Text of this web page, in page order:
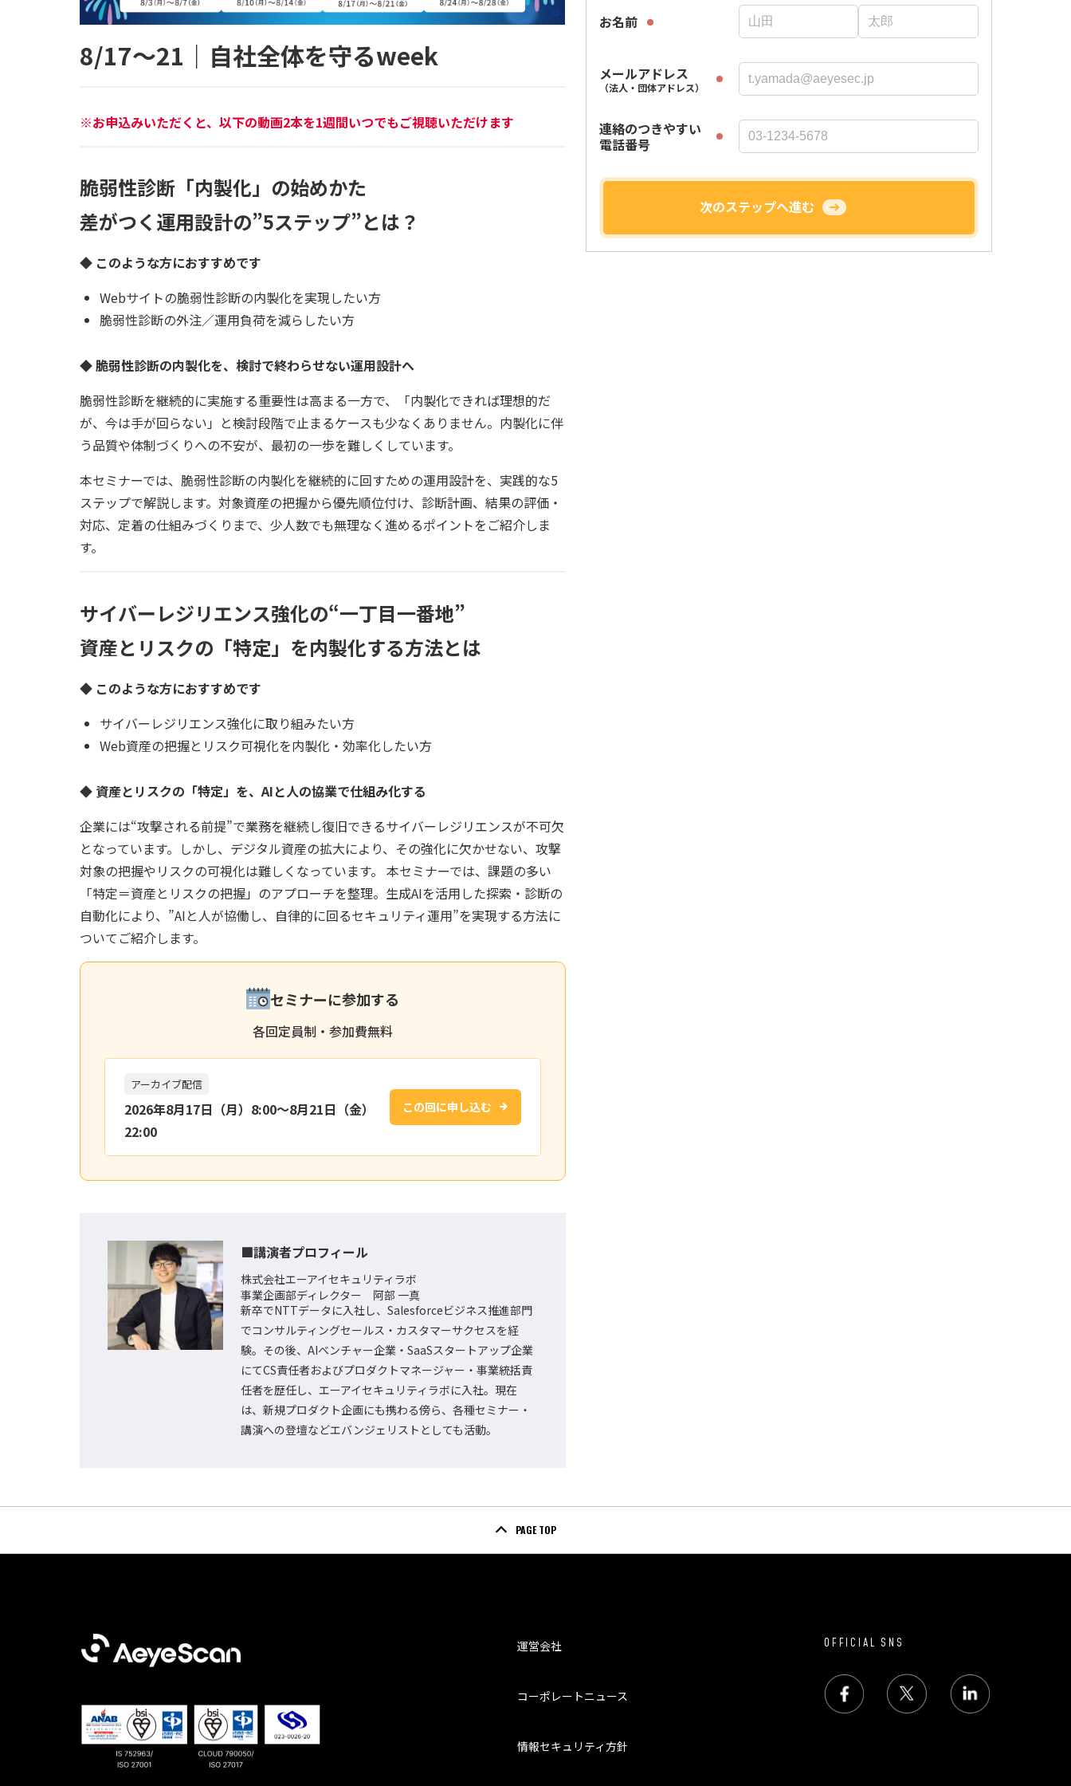
8/17～21｜自社全体を守るweek
※お申込みいただくと、以下の動画2本を1週間いつでもご視聴いただけます
脆弱性診断「内製化」の始めかた
差がつく運用設計の”5ステップ”とは？
◆ このような方におすすめです
Webサイトの脆弱性診断の内製化を実現したい方
脆弱性診断の外注／運用負荷を減らしたい方
◆脆弱性診断の内製化を、検討で終わらせない運用設計へ
脆弱性診断を継続的に実施する重要性は高まる一方で、「内製化できれば理想的だ
が、今は手が回らない」と検討段階で止まるケースも少なくありません。内製化に伴
う品質や体制づくりへの不安が、最初の一歩を難しくしています。
本セミナーでは、脆弱性診断の内製化を継続的に回すための運用設計を、実践的な5
ステップで解説します。対象資産の把握から優先順位付け、診断計画、結果の評価・
対応、定着の仕組みづくりまで、少人数でも無理なく進めるポイントをご紹介しま
す。
サイバーレジリエンス強化の“一丁目一番地”
資産とリスクの「特定」を内製化する方法とは
◆ このような方におすすめです
サイバーレジリエンス強化に取り組みたい方
Web資産の把握とリスク可視化を内製化・効率化したい方
◆ 資産とリスクの「特定」を、AIと人の協業で仕組み化する
企業には“攻撃される前提”で業務を継続し復旧できるサイバーレジリエンスが不可欠
となっています。しかし、デジタル資産の拡大により、その強化に欠かせない、攻撃
対象の把握やリスクの可視化は難しくなっています。 本セミナーでは、課題の多い
「特定＝資産とリスクの把握」のアプローチを整理。生成AIを活用した探索・診断の
自動化により、”AIと人が協働し、自律的に回るセキュリティ運用”を実現する方法に
ついてご紹介します。
セミナーに参加する
各回定員制・参加費無料
アーカイブ配信
2026年8月17日（月）8:00〜8月21日（金）
22:00
この回に申し込む
■講演者プロフィール
株式会社エーアイセキュリティラボ
事業企画部ディレクター 阿部 一真
新卒でNTTデータに入社し、Salesforceビジネス推進部門
でコンサルティングセールス・カスタマーサクセスを経
験。その後、AIベンチャー企業・SaaSスタートアップ企業
にてCS責任者およびプロダクトマネージャー・事業統括責
任者を歴任し、エーアイセキュリティラボに入社。現在
は、新規プロダクト企画にも携わる傍ら、各種セミナー・
講演への登壇などエバンジェリストとしても活動。
お名前
メールアドレス
（法人・団体アドレス）
連絡のつきやすい
電話番号
次のステップへ進む
PAGE TOP
運営会社
コーポレートニュース
情報セキュリティ方針
OFFICIAL SNS